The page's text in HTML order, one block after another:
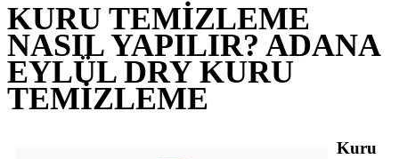
KURU TEMIZLEME
NASIL YAPILIR? ADANA
EYLÜL DRY KURU
TEMIZLEME
Kuru